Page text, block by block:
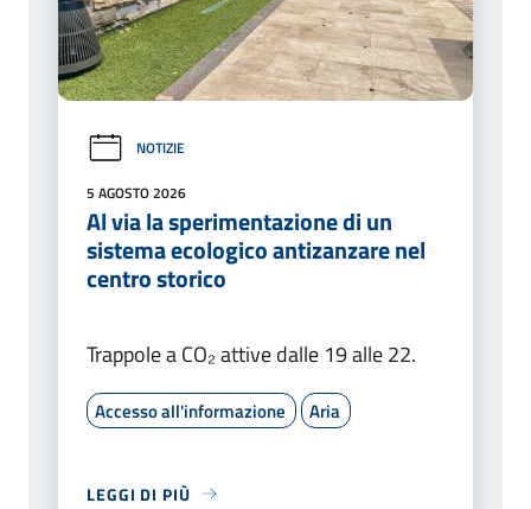
NOTIZIE
5 AGOSTO 2026
Al via la sperimentazione di un
sistema ecologico antizanzare nel
centro storico
Trappole a CO₂ attive dalle 19 alle 22.
Accesso all'informazione Aria
LEGGI DI PIÙ